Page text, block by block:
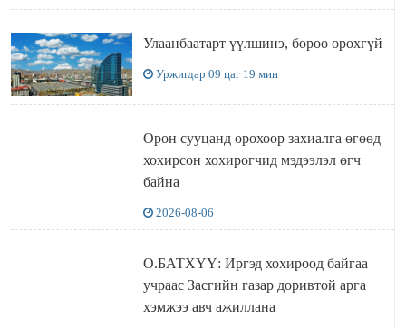
Улаанбаатарт үүлшинэ, бороо орохгүй
Уржигдар 09 цаг 19 мин
Орон сууцанд орохоор захиалга өгөөд
хохирсон хохирогчид мэдээлэл өгч
байна
2026-08-06
О.БАТХҮҮ: Иргэд хохироод байгаа
учраас Засгийн газар доривтой арга
хэмжээ авч ажиллана